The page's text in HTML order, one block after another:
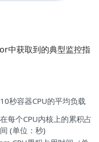
获取到的典型监控指
秒容器CPU的平均负载
每个CPU内核上的累积占
(单位：秒)